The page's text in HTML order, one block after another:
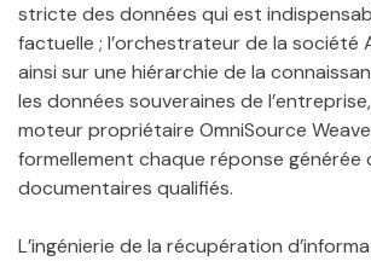
stricte des données qui est
factuelle ; l’orchestrateur de la société
ainsi sur une hiérarchie de la
les données souveraines de
moteur propriétaire OmniSource
formellement chaque réponse générée
documentaires qualifiés.
L’ingénierie de la récupération